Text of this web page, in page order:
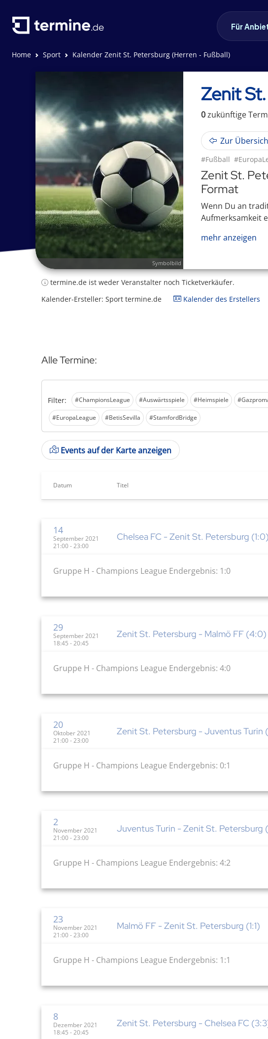
Für
Home Sport Kalender Zenit St. Petersburg (Herren - Fußball)
Symbolbild
Zenit
0zukünftige
Zur
#Fußball
Zenit St.
Format
Wenn Du an
Aufmerksamkeit
mehr anzeigen
termine.de ist weder Veranstalter noch Ticketverkäufer.
Kalender-Ersteller: Sport termine.de
Kalender des Erstellers
Alle Termine:
Filter: #ChampionsLeague #Auswärtsspiele #Heimspiele
#EuropaLeague #BetisSevilla #StamfordBridge
Events auf der Karte anzeigen
Datum Titel
14
September 2021
21:00 - 23:00
Chelsea FC - Zenit St. Petersburg (1:0)
Gruppe H - Champions League Endergebnis: 1:0
29
September 2021
18:45 - 20:45
Zenit St. Petersburg - Malmö FF (4:0)
Gruppe H - Champions League Endergebnis: 4:0
20
Oktober 2021
21:00 - 23:00
Zenit St. Petersburg - Juventus Turin
Gruppe H - Champions League Endergebnis: 0:1
2
November 2021
21:00 - 23:00
Juventus Turin - Zenit St. Petersburg
Gruppe H - Champions League Endergebnis: 4:2
23
November 2021
21:00 - 23:00
Malmö FF - Zenit St. Petersburg (1:1)
Gruppe H - Champions League Endergebnis: 1:1
8
Dezember 2021
18:45 - 20:45
Zenit St. Petersburg - Chelsea FC